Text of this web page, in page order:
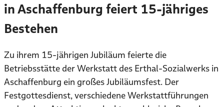
in Aschaffenburg feiert 15-jähriges
Bestehen
Zu ihrem 15-jährigen Jubiläum feierte die
Betriebsstätte der Werkstatt des Erthal-Sozialwerks in
Aschaffenburg ein großes Jubiläumsfest. Der
Festgottesdienst, verschiedene Werkstattführungen